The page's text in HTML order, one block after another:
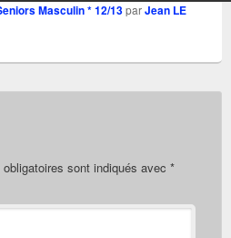
Masculin * 12/13parJean LE
sont indiqués avec *